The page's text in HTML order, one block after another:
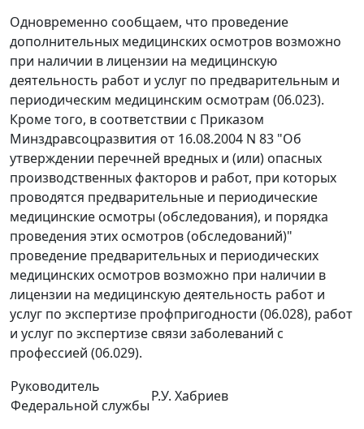
Одновременно сообщаем, что проведение
дополнительных медицинских осмотров возможно
при наличии в лицензии на медицинскую
деятельность работ и услуг по предварительным и
периодическим медицинским осмотрам (06.023).
Кроме того, в соответствии с Приказом
Минздравсоцразвития от 16.08.2004 N 83 "Об
утверждении перечней вредных и (или) опасных
производственных факторов и работ, при которых
проводятся предварительные и периодические
медицинские осмотры (обследования), и порядка
проведения этих осмотров (обследований)"
проведение предварительных и периодических
медицинских осмотров возможно при наличии в
лицензии на медицинскую деятельность работ и
услуг по экспертизе профпригодности (06.028), работ
и услуг по экспертизе связи заболеваний с
профессией (06.029).
Руководитель
Федеральной службы
Р.У. Хабриев